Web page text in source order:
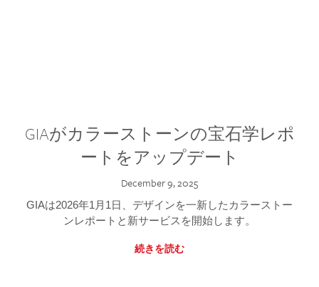
GIAがカラーストーンの宝石学レポ
ートをアップデート
December 9, 2025
GIAは2026年1月1日、デザインを一新したカラーストー
ンレポートと新サービスを開始します。
続きを読む